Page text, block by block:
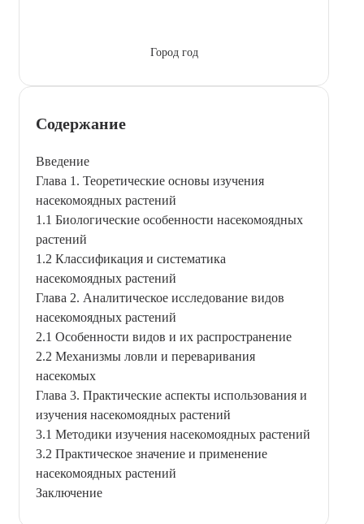
Город год
Содержание
Введение
Глава 1. Теоретические основы изучения
насекомоядных растений
1.1 Биологические особенности насекомоядных
растений
1.2 Классификация и систематика
насекомоядных растений
Глава 2. Аналитическое исследование видов
насекомоядных растений
2.1 Особенности видов и их распространение
2.2 Механизмы ловли и переваривания
насекомых
Глава 3. Практические аспекты использования и
изучения насекомоядных растений
3.1 Методики изучения насекомоядных растений
3.2 Практическое значение и применение
насекомоядных растений
Заключение